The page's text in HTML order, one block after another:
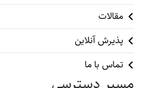
مقالات
پذیرش آنلاین
تماس با ما